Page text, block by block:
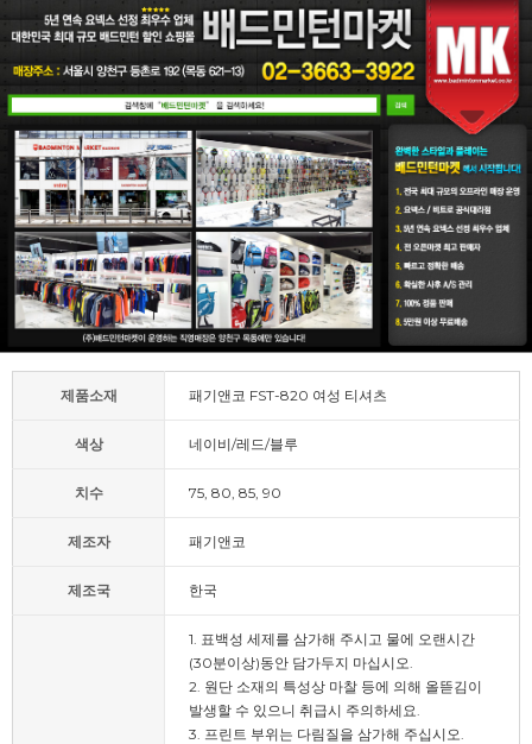
제품소재 패기앤코 FST-820 여성 티셔츠
색상 네이비/레드/블루
치수 75, 80, 85, 90
제조자 패기앤코
제조국 한국
1. 표백성 세제를 삼가해 주시고 물에 오랜시간
(30분이상)동안 담가두지 마십시오.
2. 원단 소재의 특성상 마찰 등에 의해 올뜯김이
발생할 수 있으니 취급시 주의하세요.
3. 프린트 부위는 다림질을 삼가해 주십시오.